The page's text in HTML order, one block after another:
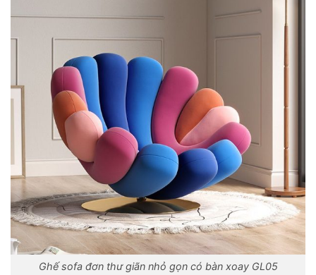
Ghế sofa đơn thư giãn nhỏ gọn có bàn xoay GL05